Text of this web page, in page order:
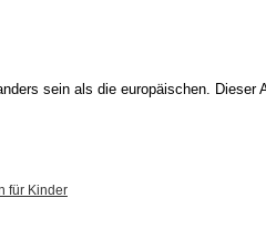
sein als die europäischen. Dieser
für Kinder